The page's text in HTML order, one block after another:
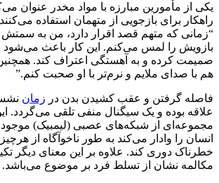
یکی از مأمورین مبارزه با مواد مخدر عنوان
راهکار برای بازجویی از متهمان استفاده
“زمانی که متهم قصد اقرار دارد، من به
بازویش را لمس می‌کنم. این کار باعث
صمیمت کرده و به آهستگی اعتراف کند.
هم با صدای ملایم و نرم‌تر با او صحبت کنم.”
فاصله گرفتن و عقب کشیدن بدن در زمان
علاقه بوده و یک سیگنال منفی تلقی می‌گردد.
مجموعه‌ای از شبکه‌های عصبی (لیمبیک)
انسان را وادار می‌کند به طور ناخوآگاه از
خطرناک دوری کند. علاوه بر این معنای دیگر
مکالمه نشان از تسلط فرد بر موضوع می‌باشد.